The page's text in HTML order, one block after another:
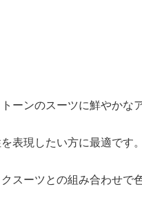
ーンのスーツに鮮やかな
表現したい方に最適です。
スーツとの組み合わせで